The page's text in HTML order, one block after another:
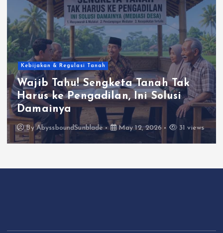
Kebijakan & Regulasi Tanah
Wajib Tahu! Sengketa Tanah Tak
Harus ke Pengadilan, Ini Solusi
Damainya
ByAbyssboundSunblade May 12, 2026 31 views